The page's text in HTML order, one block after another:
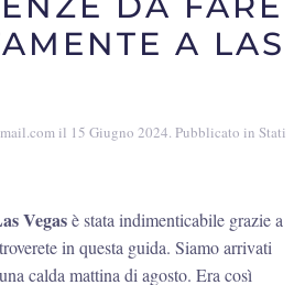
A LAS
il 15 Giugno 2024. Pubblicato in Stati
Vegasè stata indimenticabile grazie a
in questa guida. Siamo arrivati
calda mattina di agosto. Era così